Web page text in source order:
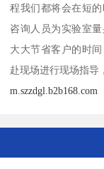
程我们都将会在短
咨询人员为实验室
大大节省客户的时
赴现场进行现场指导
m.szzdgl.b2b168.com